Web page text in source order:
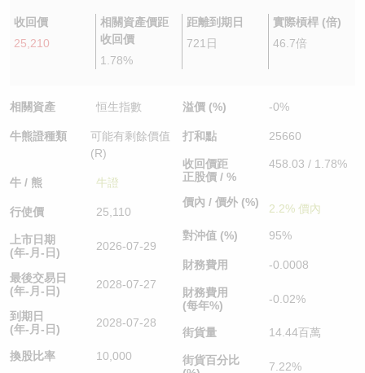
收回價
25,210
相關資產價距
收回價
1.78%
距離到期日
721日
實際槓桿 (倍)
46.7倍
相關資產 恒生指數
牛熊證種類
可能有剩餘價值
(R)
牛 / 熊 牛證
行使價 25,110
上市日期
(年-月-日)
2026-07-29
最後交易日
(年-月-日)
2028-07-27
到期日
(年-月-日)
2028-07-28
換股比率 10,000
溢價 (%) -0%
打和點 25660
收回價距
正股價 / %
458.03 / 1.78%
價內 / 價外 (%) 2.2% 價內
對沖值 (%) 95%
財務費用 -0.0008
財務費用
(每年%)
-0.02%
街貨量 14.44百萬
街貨百分比
7.22%
牛熊證文件及公告